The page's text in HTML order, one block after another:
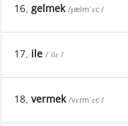
16. gelmek /ɟælmˈɛc /
17. ile /ˈilɛ /
18. vermek /vɛrmˈɛc /